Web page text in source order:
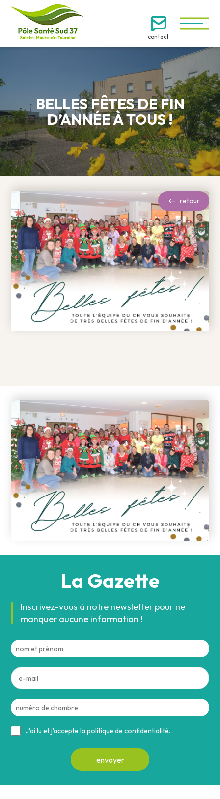
contact
BELLES FÊTES DE FIN
D’ANNÉE À TOUS !
retour
La Gazette
Inscrivez-vous à notre newsletter pour ne
manquer aucune information !
J'ai lu et j'accepte la politique de confidentialité.